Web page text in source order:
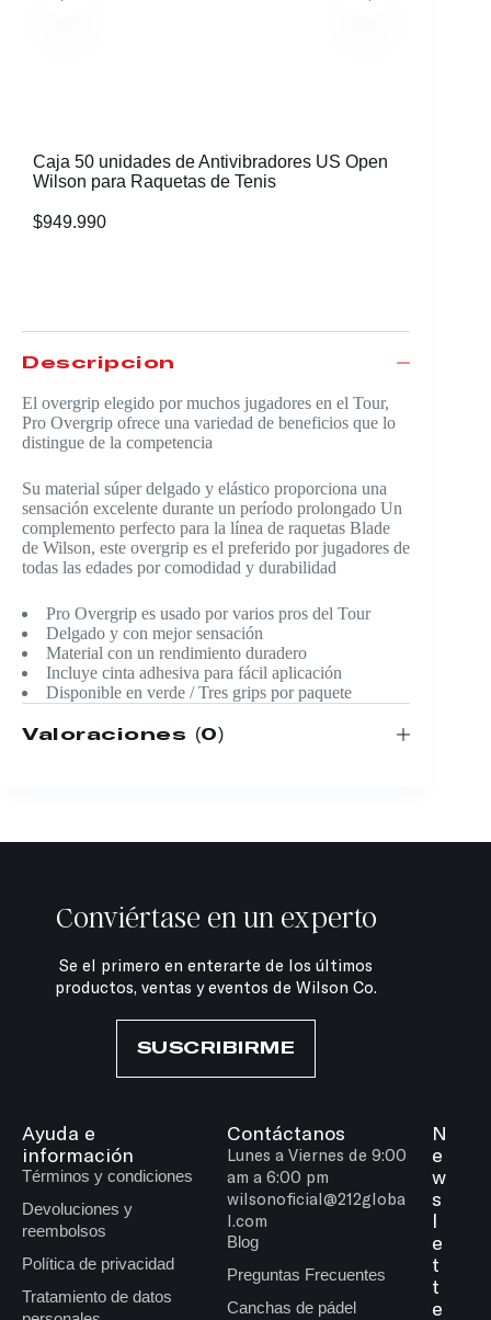
Caja 50 unidades de Antivibradores US Open
Wilson para Raquetas de Tenis
$949.990
Descripción
El overgrip elegido por muchos jugadores en el Tour,
Pro Overgrip ofrece una variedad de beneficios que lo
distingue de la competencia
Su material súper delgado y elástico proporciona una
sensación excelente durante un período prolongado Un
complemento perfecto para la línea de raquetas Blade
de Wilson, este overgrip es el preferido por jugadores de
todas las edades por comodidad y durabilidad
Pro Overgrip es usado por varios pros del Tour
Delgado y con mejor sensación
Material con un rendimiento duradero
Incluye cinta adhesiva para fácil aplicación
Disponible en verde / Tres grips por paquete
Valoraciones (0)
Conviértase en un experto
Se el primero en enterarte de los últimos
productos, ventas y eventos de Wilson Co.
SUSCRIBIRME
Ayuda e
información
Términos y condiciones
Devoluciones y
reembolsos
Política de privacidad
Tratamiento de datos
Contáctanos
Lunes a Viernes de 9:00
am a 6:00 pm
wilsonoficial@212globa
l.com
Blog
Preguntas Frecuentes
Canchas de pádel
N
e
w
s
l
e
t
t
e